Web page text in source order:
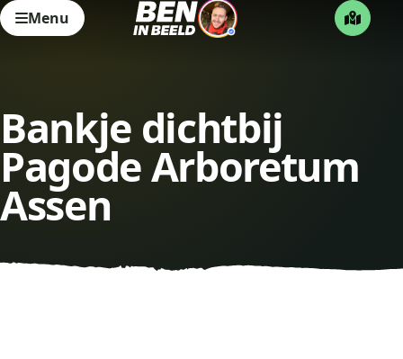
Menu
Bankje dichtbij
Pagode Arboretum
Assen